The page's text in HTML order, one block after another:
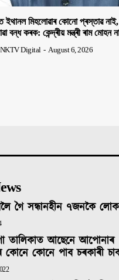
ইথানল মিহলোৱাৰ কোনো প্ৰস্তাৱ
বন্ধ কৰক: কেন্দ্ৰীয় মন্ত্ৰী ৰাম মোহন
NKTV Digital - August 6, 2026
গৈ সন্ধানহীন ৭জনকৈ লোক
তালিকাত আছেনে আপোনাৰ
কোনে কোনে পাব চৰকাৰী